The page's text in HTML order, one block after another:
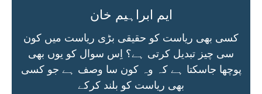
ایم ابراہیم خان
کسی بھی ریاست کو حقیقی بڑی ریاست میں کون
سی چیز تبدیل کرتی ہے؟ اِس سوال کو یوں بھی
پوچھا جاسکتا ہے کہ وہ کون سا وصف ہے جو کسی
بھی ریاست کو بلند کرکے